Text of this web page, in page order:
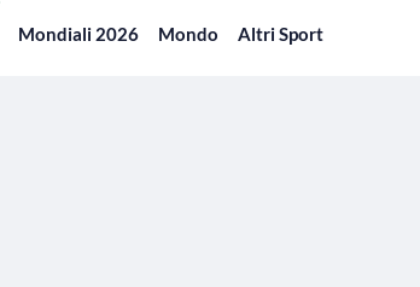
Mondiali 2026 Mondo Altri Sport